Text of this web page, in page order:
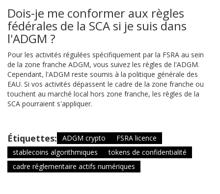
Dois-je me conformer aux règles
fédérales de la SCA si je suis dans
l'ADGM ?
Pour les activités régulées spécifiquement par la FSRA au sein
de la zone franche ADGM, vous suivez les règles de l'ADGM.
Cependant, l'ADGM reste soumis à la politique générale des
EAU. Si vos activités dépassent le cadre de la zone franche ou
touchent au marché local hors zone franche, les règles de la
SCA pourraient s'appliquer.
Étiquettes: ADGM crypto
FSRA licence
stablecoins algorithmiques
tokens de confidentialité
cadre réglementaire actifs numériques